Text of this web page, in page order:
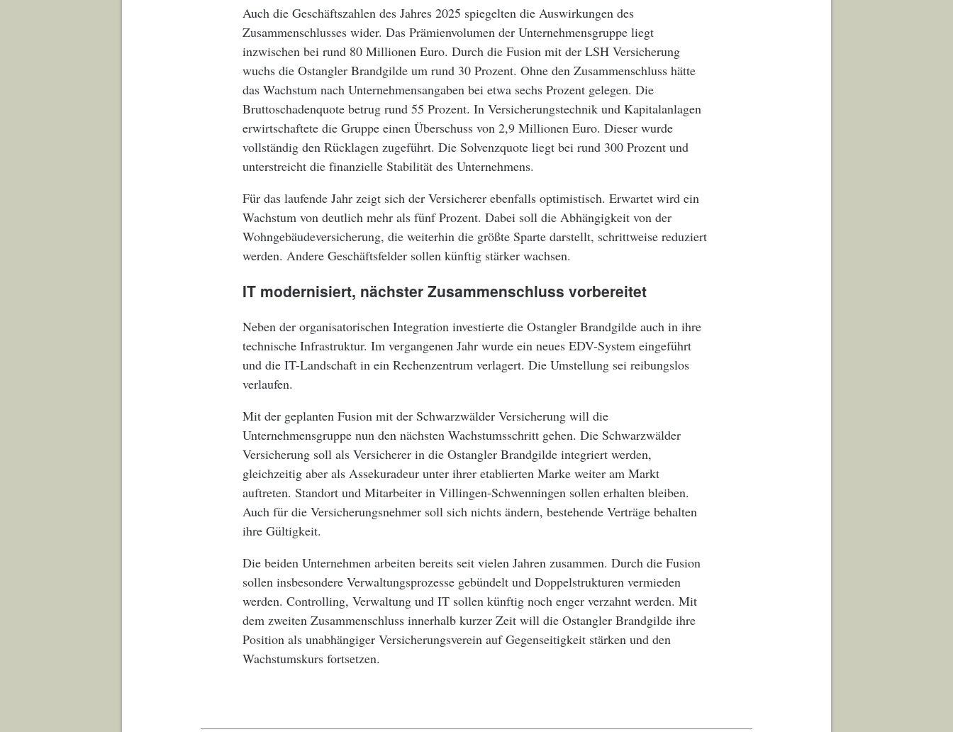
Auch die Geschäftszahlen des Jahres 2025 spiegelten die Auswirkungen des
Zusammenschlusses wider. Das Prämienvolumen der Unternehmensgruppe liegt
inzwischen bei rund 80 Millionen Euro. Durch die Fusion mit der LSH Versicherung
wuchs die Ostangler Brandgilde um rund 30 Prozent. Ohne den Zusammenschluss hätte
das Wachstum nach Unternehmensangaben bei etwa sechs Prozent gelegen. Die
Bruttoschadenquote betrug rund 55 Prozent. In Versicherungstechnik und Kapitalanlagen
erwirtschaftete die Gruppe einen Überschuss von 2,9 Millionen Euro. Dieser wurde
vollständig den Rücklagen zugeführt. Die Solvenzquote liegt bei rund 300 Prozent und
unterstreicht die finanzielle Stabilität des Unternehmens.
Für das laufende Jahr zeigt sich der Versicherer ebenfalls optimistisch. Erwartet wird ein
Wachstum von deutlich mehr als fünf Prozent. Dabei soll die Abhängigkeit von der
Wohngebäudeversicherung, die weiterhin die größte Sparte darstellt, schrittweise reduziert
werden. Andere Geschäftsfelder sollen künftig stärker wachsen.
IT modernisiert, nächster Zusammenschluss vorbereitet
Neben der organisatorischen Integration investierte die Ostangler Brandgilde auch in ihre
technische Infrastruktur. Im vergangenen Jahr wurde ein neues EDV-System eingeführt
und die IT-Landschaft in ein Rechenzentrum verlagert. Die Umstellung sei reibungslos
verlaufen.
Mit der geplanten Fusion mit der Schwarzwälder Versicherung will die
Unternehmensgruppe nun den nächsten Wachstumsschritt gehen. Die Schwarzwälder
Versicherung soll als Versicherer in die Ostangler Brandgilde integriert werden,
gleichzeitig aber als Assekuradeur unter ihrer etablierten Marke weiter am Markt
auftreten. Standort und Mitarbeiter in Villingen-Schwenningen sollen erhalten bleiben.
Auch für die Versicherungsnehmer soll sich nichts ändern, bestehende Verträge behalten
ihre Gültigkeit.
Die beiden Unternehmen arbeiten bereits seit vielen Jahren zusammen. Durch die Fusion
sollen insbesondere Verwaltungsprozesse gebündelt und Doppelstrukturen vermieden
werden. Controlling, Verwaltung und IT sollen künftig noch enger verzahnt werden. Mit
dem zweiten Zusammenschluss innerhalb kurzer Zeit will die Ostangler Brandgilde ihre
Position als unabhängiger Versicherungsverein auf Gegenseitigkeit stärken und den
Wachstumskurs fortsetzen.